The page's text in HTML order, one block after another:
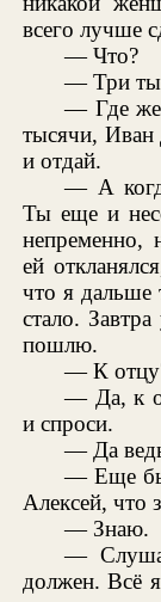
всего лучше
— Что?
— Три
— Где же
тысячи, Иван
и отдай.
— А
Ты еще и
непременно,
ей
что я дальше
стало.
пошлю.
— К
— Да, к
и спроси.
— Да
— Еще бы
Алексей, что
— Знаю.
—
должен. Всё